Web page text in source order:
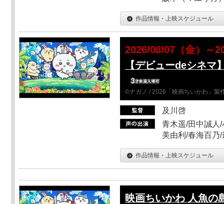
作品情報・上映スケジュール
2026/08/07（金）～
【デビューdeシネマ
©ナガノ / 2026「映画ちいかわ」製
及川啓
青木遥/田中誠人
美由利/春海百乃
作品情報・上映スケジュール
映画ちいかわ 人魚の